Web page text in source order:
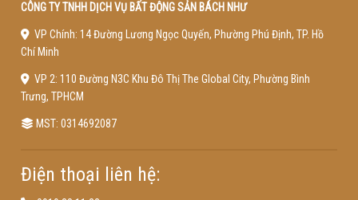
CÔNG TY TNHH DỊCH VỤ BẤT ĐỘNG SẢN BÁCH NHƯ
VP Chính: 14 Đường Lương Ngọc Quyến, Phường Phú Định, TP. Hồ
Chí Minh
VP 2: 110 Đường N3C Khu Đô Thị The Global City, Phường Bình
Trưng, TPHCM
MST: 0314692087
Điện thoại liên hệ: